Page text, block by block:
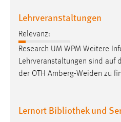
Lehrveranstaltungen
Relevanz:
Research UM WPM Weitere
Lehrveranstaltungen sind auf
der OTH Amberg-Weiden zu
Lernort Bibliothek und
Cookie Laufzeit:
Facebook Pixel